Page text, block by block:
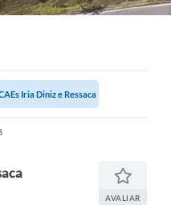
Iria Diniz e Ressaca
AVALIAR